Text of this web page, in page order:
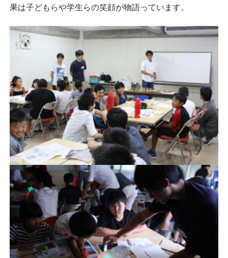
果は子どもらや学生らの笑顔が物語っています。